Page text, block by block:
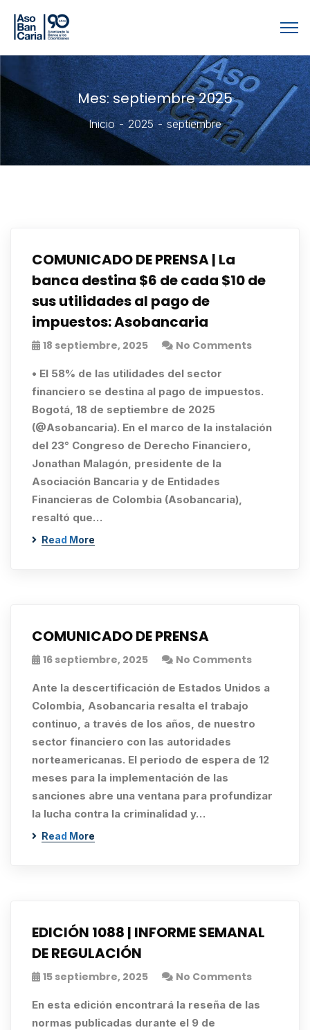
Mes:septiembre 2025
Inicio 2025 septiembre
COMUNICADO DE PRENSA | La
banca destina $6 de cada $10 de
sus utilidades al pago de
impuestos: Asobancaria
18 septiembre, 2025 No Comments
• El 58% de las utilidades del sector
financiero se destina al pago de impuestos.
Bogotá, 18 de septiembre de 2025
(@Asobancaria). En el marco de la instalación
del 23° Congreso de Derecho Financiero,
Jonathan Malagón, presidente de la
Asociación Bancaria y de Entidades
Financieras de Colombia (Asobancaria),
resaltó que…
Read More
COMUNICADO DE PRENSA
16 septiembre, 2025 No Comments
Ante la descertificación de Estados Unidos a
Colombia, Asobancaria resalta el trabajo
continuo, a través de los años, de nuestro
sector financiero con las autoridades
norteamericanas. El periodo de espera de 12
meses para la implementación de las
sanciones abre una ventana para profundizar
la lucha contra la criminalidad y…
Read More
EDICIÓN 1088 | INFORME SEMANAL
DE REGULACIÓN
15 septiembre, 2025 No Comments
En esta edición encontrará la reseña de las
normas publicadas durante el 9 de